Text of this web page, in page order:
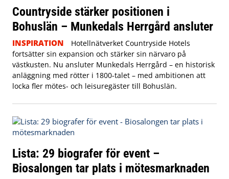
Countryside stärker positionen i
Bohuslän – Munkedals Herrgård ansluter
INSPIRATION
Hotellnätverket Countryside Hotels
fortsätter sin expansion och stärker sin närvaro på
västkusten. Nu ansluter Munkedals Herrgård – en historisk
anläggning med rötter i 1800-talet – med ambitionen att
locka fler mötes- och leisuregäster till Bohuslän.
Lista: 29 biografer för event –
Biosalongen tar plats i mötesmarknaden